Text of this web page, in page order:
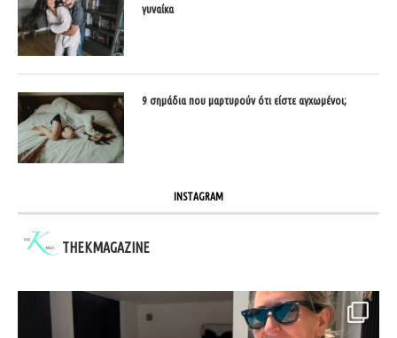
γυναίκα
9 σημάδια που μαρτυρούν ότι είστε αγχωμένοι;
INSTAGRAM
THEKMAGAZINE